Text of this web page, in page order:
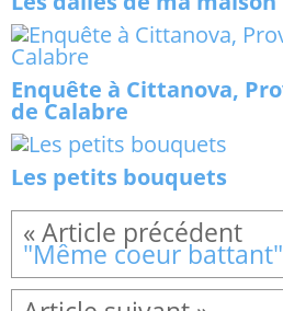
Enquête à Cittanova,
de Calabre
Les petits bouquets
"Même coeur battant"